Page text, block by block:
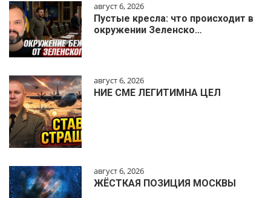
август 6, 2026
Пустые кресла: что происходит в
окружении Зеленско…
август 6, 2026
НИЕ СМЕ ЛЕГИТИМНА ЦЕЛ
август 6, 2026
ЖЁСТКАЯ ПОЗИЦИЯ МОСКВЫ